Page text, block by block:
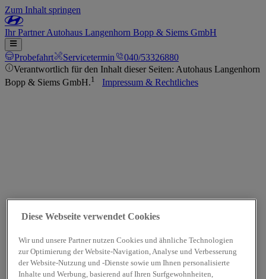
Zum Inhalt springen
IhrPartnerAutohaus Langenhorn Bopp & Siems GmbH
Probefahrt Servicetermin
040/53326880
Verantwortlich für den Inhalt dieser Seiten: Autohaus Langenhorn
Bopp & Siems GmbH.1 Impressum & Rechtliches
Diese Webseite verwendet Cookies
Wir und unsere Partner nutzen Cookies und ähnliche Technologien
zur Optimierung der Website-Navigation, Analyse und Verbesserung
der Website-Nutzung und -Dienste sowie um Ihnen personalisierte
Inhalte und Werbung, basierend auf Ihren Surfgewohnheiten,